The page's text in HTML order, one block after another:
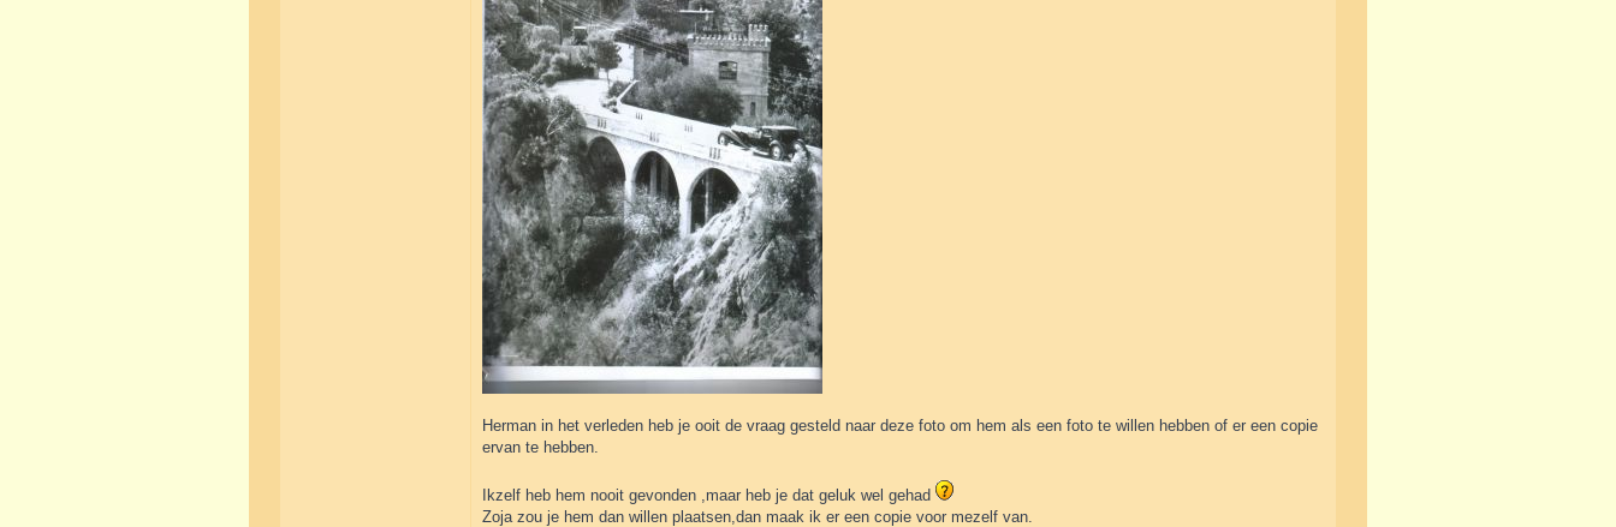
Herman in het verleden heb je ooit de vraag gesteld naar deze foto om hem als een foto te willen hebben of er een copie
ervan te hebben.
Ikzelf heb hem nooit gevonden ,maar heb je dat geluk wel gehad
Zoja zou je hem dan willen plaatsen,dan maak ik er een copie voor mezelf van.